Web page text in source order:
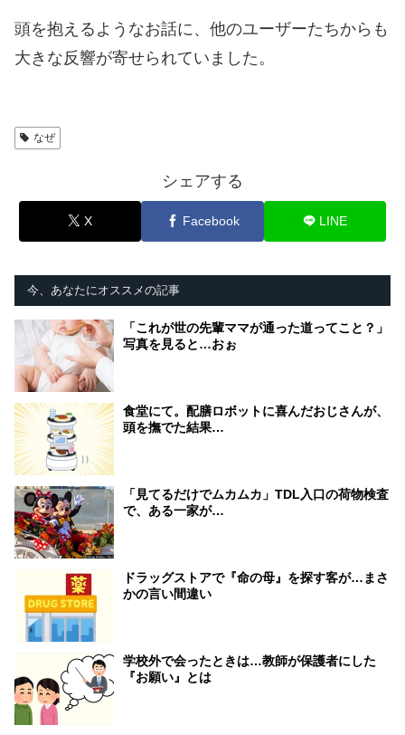
頭を抱えるようなお話に、他のユーザーたちからも
大きな反響が寄せられていました。
なぜ
シェアする
X Facebook LINE
今、あなたにオススメの記事
「これが世の先輩ママが通った道ってこと？」
写真を見ると…おぉ
食堂にて。配膳ロボットに喜んだおじさんが、
頭を撫でた結果…
「見てるだけでムカムカ」TDL入口の荷物検査
で、ある一家が…
ドラッグストアで『命の母』を探す客が…まさ
かの言い間違い
学校外で会ったときは…教師が保護者にした
『お願い』とは